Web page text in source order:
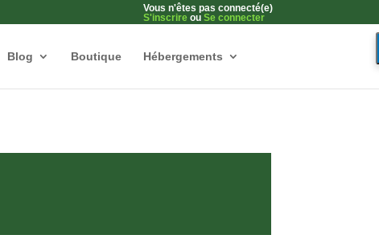
Vous n'êtes pas connecté(e)
S'inscrire ou Se connecter
Blog Boutique Hébergements